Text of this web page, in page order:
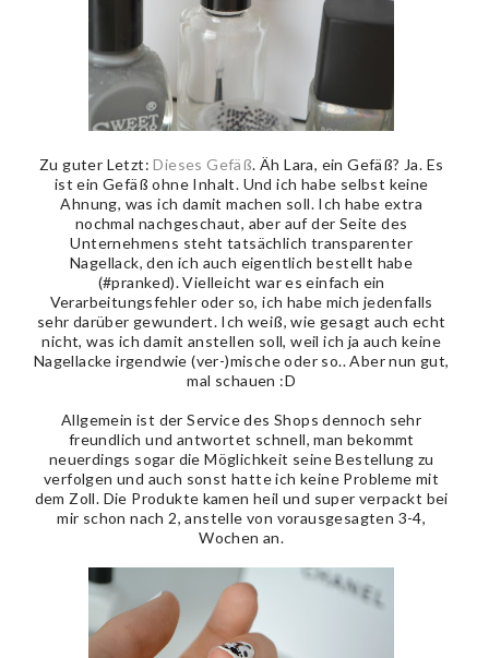
Zu guter Letzt:Dieses Gefäß. Äh Lara, ein Gefäß? Ja. Es
ist ein Gefäß ohne Inhalt. Und ich habe selbst keine
Ahnung, was ich damit machen soll. Ich habe extra
nochmal nachgeschaut, aber auf der Seite des
Unternehmens steht tatsächlich transparenter
Nagellack, den ich auch eigentlich bestellt habe
(#pranked). Vielleicht war es einfach ein
Verarbeitungsfehler oder so, ich habe mich jedenfalls
sehr darüber gewundert. Ich weiß, wie gesagt auch echt
nicht, was ich damit anstellen soll, weil ich ja auch keine
Nagellacke irgendwie (ver-)mische oder so.. Aber nun gut,
mal schauen :D
Allgemein ist der Service des Shops dennoch sehr
freundlich und antwortet schnell, man bekommt
neuerdings sogar die Möglichkeit seine Bestellung zu
verfolgen und auch sonst hatte ich keine Probleme mit
dem Zoll. Die Produkte kamen heil und super verpackt bei
mir schon nach 2, anstelle von vorausgesagten 3-4,
Wochen an.